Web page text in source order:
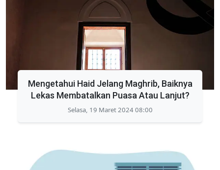
Mengetahui Haid Jelang Maghrib, Baiknya
Lekas Membatalkan Puasa Atau Lanjut?
Selasa, 19 Maret 2024 08:00